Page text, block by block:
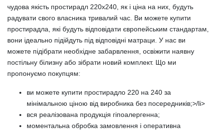
чудова якість простирадл 220х240, як і ціна на них, будуть
радувати свого власника тривалий час. Ви можете купити
простирадла, які будуть відповідати європейським стандартам,
вони ідеально підійдуть під відповідні матраци. У нас ви
можете підібрати необхідне забарвлення, освіжити наявну
постільну білизну або зібрати новий комплект. Що ми
пропонуємо покупцям:
ви можете купити простирадло 220 на 240 за
мінімальною ціною від виробника без посередників;>/li>
вся реалізована продукція гіпоалергенна;
моментальна обробка замовлення і оперативна